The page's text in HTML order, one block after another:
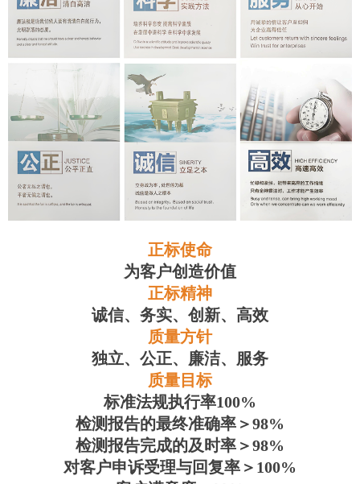
正标使命
为客户创造价值
正标精神
诚信、务实、创新、高效
质量方针
独立、公正、廉洁、服务
质量目标
标准法规执行率100%
检测报告的最终准确率＞98%
检测报告完成的及时率＞98%
对客户申诉受理与回复率＞100%